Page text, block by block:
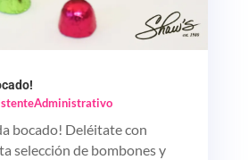
bocado! Deléitate con
selección de bombones y